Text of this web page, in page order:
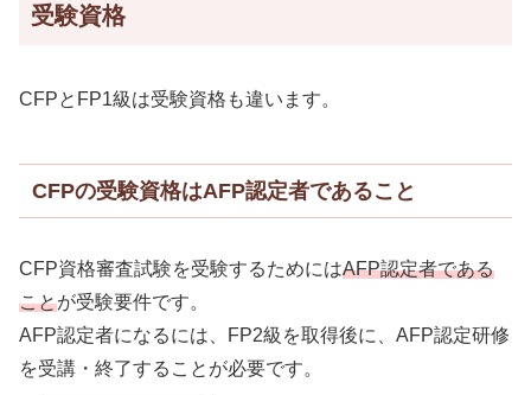
受験資格
CFPとFP1級は受験資格も違います。
CFPの受験資格はAFP認定者であること
CFP資格審査試験を受験するためにはAFP認定者である
ことが受験要件です。
AFP認定者になるには、FP2級を取得後に、AFP認定研修
を受講・終了することが必要です。